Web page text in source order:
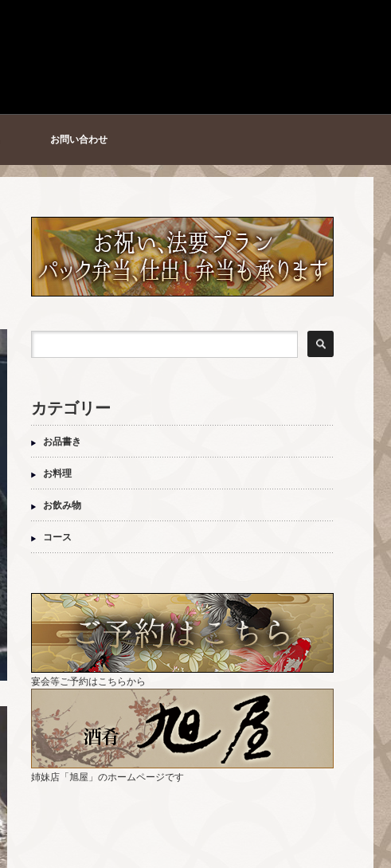
お問い合わせ
カテゴリー
お品書き
お料理
お飲み物
コース
宴会等ご予約はこちらから
姉妹店「旭屋」のホームページです